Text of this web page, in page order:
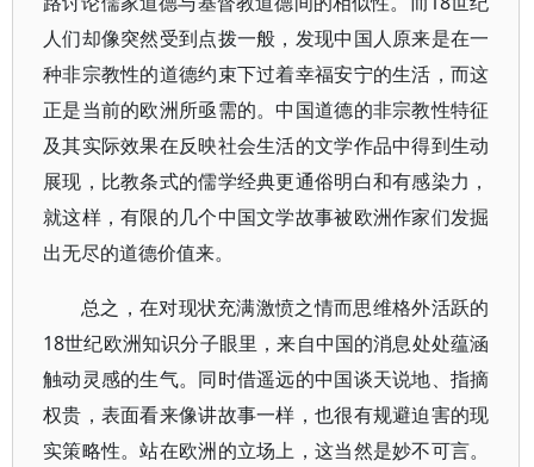
人们却像突然受到点拨一般，发现中国人原来是在一
种非宗教性的道德约束下过着幸福安宁的生活，而这
正是当前的欧洲所亟需的。中国道德的非宗教性特征
及其实际效果在反映社会生活的文学作品中得到生动
展现，比教条式的儒学经典更通俗明白和有感染力，
就这样，有限的几个中国文学故事被欧洲作家们发掘
出无尽的道德价值来。
总之，在对现状充满激愤之情而思维格外活跃的
18世纪欧洲知识分子眼里，来自中国的消息处处蕴涵
触动灵感的生气。同时借遥远的中国谈天说地、指摘
权贵，表面看来像讲故事一样，也很有规避迫害的现
实策略性。站在欧洲的立场上，这当然是妙不可言。